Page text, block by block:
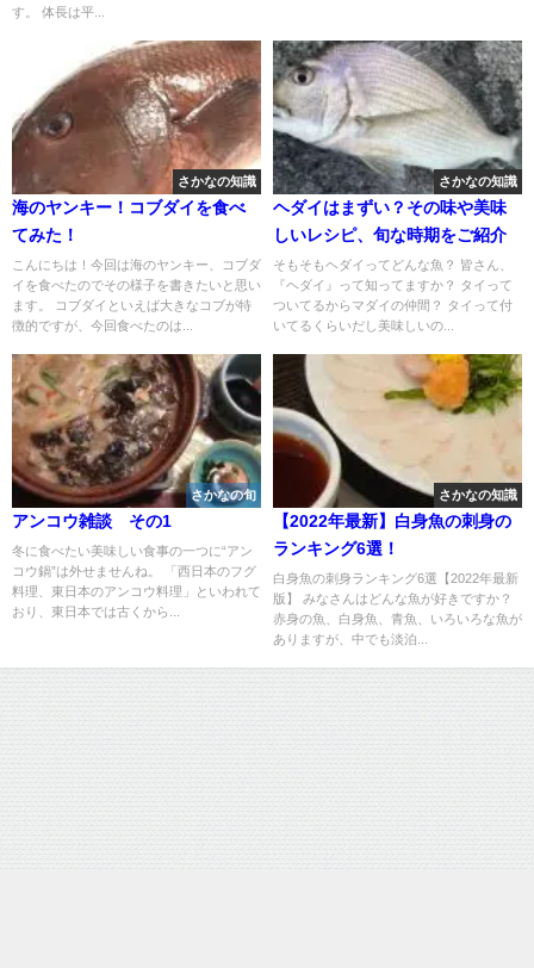
す。 体長は平...
さかなの知識
海のヤンキー！コブダイを食べ
てみた！
こんにちは！今回は海のヤンキー、コブダ
イを食べたのでその様子を書きたいと思い
ます。 コブダイといえば大きなコブが特
徴的ですが、今回食べたのは...
さかなの知識
ヘダイはまずい？その味や美味
しいレシピ、旬な時期をご紹介
そもそもヘダイってどんな魚？ 皆さん、
『ヘダイ』って知ってますか？ タイって
ついてるからマダイの仲間？ タイって付
いてるくらいだし美味しいの...
さかなの旬
アンコウ雑談 その1
冬に食べたい美味しい食事の一つに“アン
コウ鍋”は外せませんね。 「西日本のフグ
料理、東日本のアンコウ料理」といわれて
おり、東日本では古くから...
さかなの知識
【2022年最新】白身魚の刺身の
ランキング6選！
白身魚の刺身ランキング6選【2022年最新
版】 みなさんはどんな魚が好きですか？
赤身の魚、白身魚、青魚、いろいろな魚が
ありますが、中でも淡泊...